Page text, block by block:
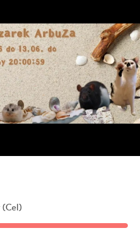
(Cel)